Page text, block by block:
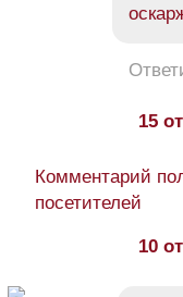
15
Комментарий
посетителей
10